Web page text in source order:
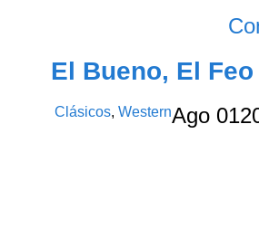
El Bueno, El
Clásicos,WesternAgo 01